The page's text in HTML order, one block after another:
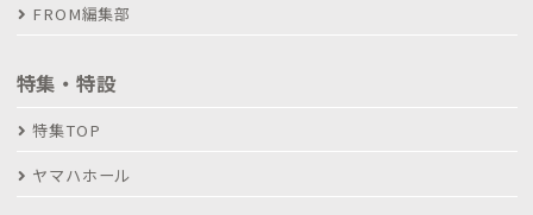
FROM編集部
特集・特設
特集TOP
ヤマハホール